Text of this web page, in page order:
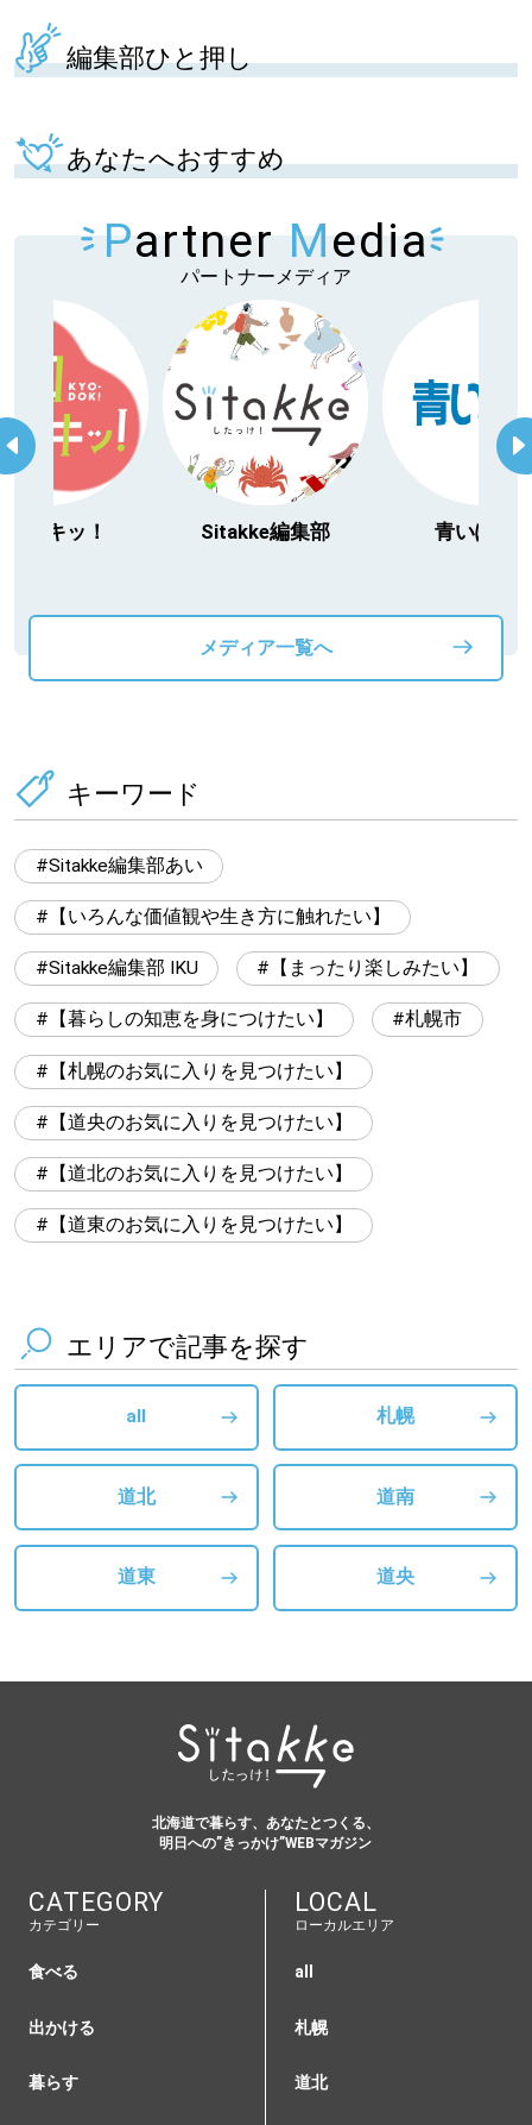
編集部ひと押し
あなたへおすすめ
Partner Media
パートナーメディア
ッ！ Sitakke編集部 青いぽすと
メディア一覧へ
キーワード
Sitakke編集部あい
【いろんな価値観や生き方に触れたい】
Sitakke編集部 IKU 【まったり楽しみたい】
【暮らしの知恵を身につけたい】 札幌市
【札幌のお気に入りを見つけたい】
【道央のお気に入りを見つけたい】
【道北のお気に入りを見つけたい】
【道東のお気に入りを見つけたい】
エリアで記事を探す
all 札幌
道北 道南
道東 道央
北海道で暮らす、あなたとつくる、
明日への”きっかけ”WEBマガジン
CATEGORY
カテゴリー
食べる
出かける
暮らす
LOCAL
ローカルエリア
all
札幌
道北